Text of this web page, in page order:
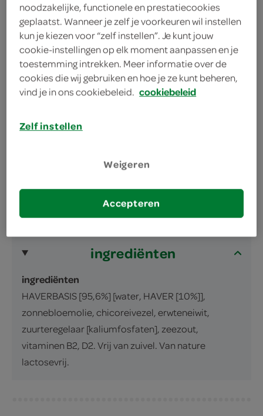
Let op: aanbiedingen zijn niet zichtbaar bij de
producten, maar worden wél automatisch
verwerkt in de winkelmand.
omschrijving
1 Liter
ingrediënten
ingrediënten
HAVERBASIS [95,6%] [water, HAVER [10%]],
zonnebloemolie, chicoreivezel, erwteneiwit,
zuurteregelaar [kaliumfosfaten], zeezout,
vitaminen B2, D2. Vrij van zuivel. Van nature
lactosevrij.
noodzakelijke, functionele en prestatiecookies
geplaatst. Wanneer je zelf je voorkeuren wil instellen
kun je kiezen voor “zelf instellen”. Je kunt jouw
cookie-instellingen op elk moment aanpassen en je
toestemming intrekken. Meer informatie over de
cookies die wij gebruiken en hoe je ze kunt beheren,
vind je in ons cookiebeleid. cookiebeleid
Zelf instellen
Weigeren
Accepteren